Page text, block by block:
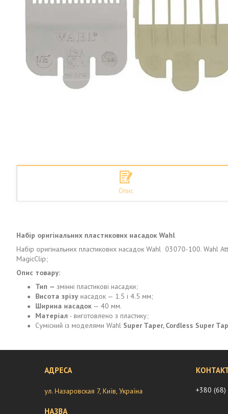
Опис
Набір оригінальних пластикових насадок Wahl
Набір оригінальних пластикових насадок Wahl 03070-100.
MagicClip;
Опис товару:
Тип — змінні пластикові насадки;
Висота зрізу насадок — 1.5 і 4.5 мм;
Ширина насадок — 40 мм.
Матеріал - виготовлено з пластику;
Сумісний із моделями Wahl Super Taper, Cordless Super
ул. Назаровская 7, Київ, Україна +380